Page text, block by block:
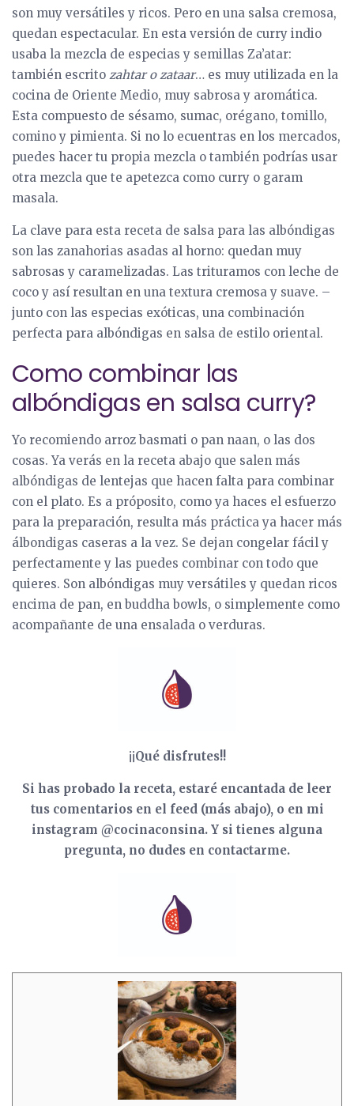
son muy versátiles y ricos. Pero en una salsa cremosa,
quedan espectacular. En esta versión de curry indio
usaba la mezcla de especias y semillas Za’atar:
también escrito zahtar o zataar… es muy utilizada en la
cocina de Oriente Medio, muy sabrosa y aromática.
Esta compuesto de sésamo, sumac, orégano, tomillo,
comino y pimienta. Si no lo ecuentras en los mercados,
puedes hacer tu propia mezcla o también podrías usar
otra mezcla que te apetezca como curry o garam
masala.
La clave para esta receta de salsa para las albóndigas
son las zanahorias asadas al horno: quedan muy
sabrosas y caramelizadas. Las trituramos con leche de
coco y así resultan en una textura cremosa y suave. –
junto con las especias exóticas, una combinación
perfecta para albóndigas en salsa de estilo oriental.
Como combinar las
albóndigas en salsa curry?
Yo recomiendo arroz basmati o pan naan, o las dos
cosas. Ya verás en la receta abajo que salen más
albóndigas de lentejas que hacen falta para combinar
con el plato. Es a próposito, como ya haces el esfuerzo
para la preparación, resulta más práctica ya hacer más
álbondigas caseras a la vez. Se dejan congelar fácil y
perfectamente y las puedes combinar con todo que
quieres. Son albóndigas muy versátiles y quedan ricos
encima de pan, en buddha bowls, o simplemente como
acompañante de una ensalada o verduras.
¡¡Qué disfrutes!!
Si has probado la receta, estaré encantada de leer
tus comentarios en el feed (más abajo), o en mi
instagram @cocinaconsina. Y si tienes alguna
pregunta, no dudes en contactarme.